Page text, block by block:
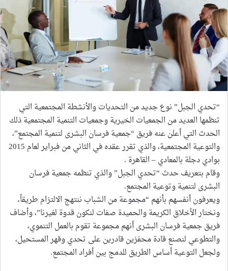
“تحدي الجبل” نوع جديد من التحديات والأنشطة المجتمعية التي
تنظمها العديد من الجمعيات الخيرية وجمعيات التنمية المجتمعية ذلك
الحدث التي أعلن عنه فريق “جمعية فرسان البشرى لتنمية المجتمع”،
والتوعية المجتمعية، والذي تقرر عقده في الثاني من فبراير لعام 2015
بوادي دجلة بالمعادي – القاهرة .
وقام بتعريف حدث “تحدي الجبل” والذي تنظمه جمعية فرسان
البشرى لتنمية وتوعية المجتمع.
ويعرفون أنفسهم بأنهم “مجموعة من الشباب ننتهج الالتزام طريقاً،
ونختار الأخلاق الكريمة والحميدة صفات لنكون قدوة لغيرنا”، وأضاف
فريق جمعية فرسان البشرى أنهم مجموعة تقوم بالعمل التنموي،
والتطوعي لنصنع قادة محفزين قادرين على تحدي وقهر المستحيل،
ولجعل التوعية أساس الطريق للدمج بين أفراد المجتمع.